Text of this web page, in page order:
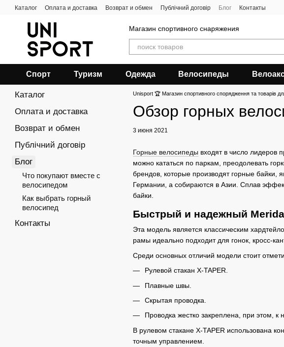
Перейти к основному контенту
Каталог Оплата и доставка Возврат и обмен Публічний договір Блог Контакты
Магазин спортивного снаряжения
Спорт Туризм Одежда Велосипеды
Unisport 🏆 Магазин спортивного спорядження та товарів
Обзор горных
3 июня 2021
Горные велосипеды входят в число лидеров
можно кататься по паркам, преодолевать
брендов, которые производят горные байки,
Германии, а собираются в Азии. Сплав
байки.
Быстрый и надежный Merida
Эта модель является классическим
рамы идеально подходит для гонок, кросс-
Среди основных отличий модели стоит
Рулевой стакан X-TAPER.
Плавные швы.
Скрытая проводка.
Проводка жестко закреплена, при этом, к
В рулевом стакане X-TAPER использована
точным управлением.
Каталог
Оплата и доставка
Возврат и обмен
Публічний договір
Блог
Что покупают вместе с
велосипедом
Как выбрать горный
велосипед
Контакты